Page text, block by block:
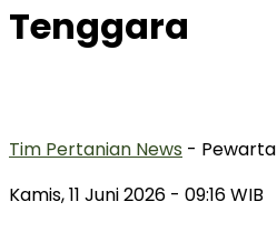
Tenggara
Tim Pertanian News - Pewarta
Kamis, 11 Juni 2026 - 09:16 WIB